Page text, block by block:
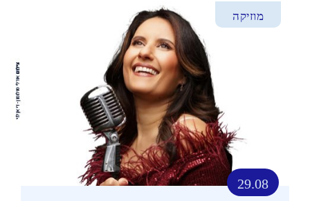
מוזיקה
29.08